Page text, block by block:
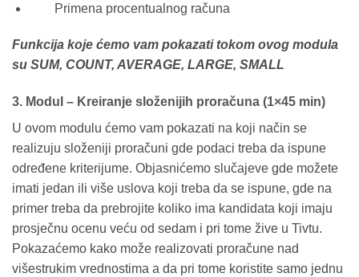
Primena procentualnog računa
Funkcija koje ćemo vam pokazati tokom ovog modula
su SUM, COUNT, AVERAGE, LARGE, SMALL
3. Modul – Kreiranje složenijih proračuna (1×45 min)
U ovom modulu ćemo vam pokazati na koji način se
realizuju složeniji proračuni gde podaci treba da ispune
određene kriterijume. Objasnićemo slučajeve gde možete
imati jedan ili više uslova koji treba da se ispune, gde na
primer treba da prebrojite koliko ima kandidata koji imaju
prosječnu ocenu veću od sedam i pri tome žive u Tivtu.
Pokazaćemo kako može realizovati proračune nad
višestrukim vrednostima a da pri tome koristite samo jednu